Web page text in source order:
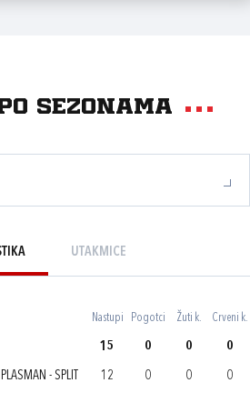
sezonama
UTAKMICE
Nastupi Pogotci Žuti k. Crveni k.
15 0 0 0
- SPLIT
12 0 0 0